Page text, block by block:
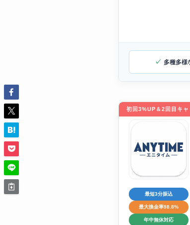
多種多様
初回3%UP＆2回目キャ
最短3分振込
最大換金率98.8%
年中無休対応